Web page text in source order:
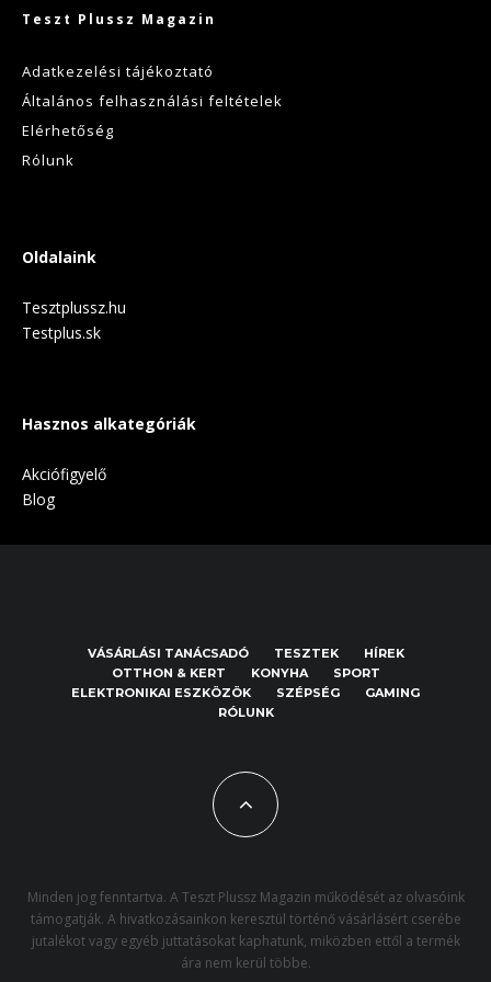
Teszt Plussz Magazin
Adatkezelési tájékoztató
Általános felhasználási feltételek
Elérhetőség
Rólunk
Oldalaink
Tesztplussz.hu
Testplus.sk
Hasznos alkategóriák
Akciófigyelő
Blog
VÁSÁRLÁSI TANÁCSADÓ TESZTEK
HÍREK
OTTHON & KERT
KONYHA
SPORT
ELEKTRONIKAI ESZKÖZÖK
SZÉPSÉG
GAMING
RÓLUNK
Minden jog fenntartva. A Teszt Plussz Magazin működését az olvasóink
támogatják. A hivatkozásainkon keresztül történő vásárlásért cserébe
jutalékot vagy egyéb juttatásokat kaphatunk, miközben ettől a termék
ára nem kerül többe.